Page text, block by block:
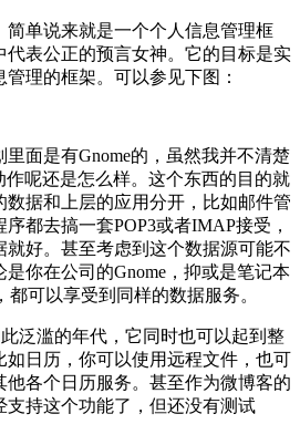
简单说来就是一个个人信息管理框
代表公正的预言女神。它的目标是实
理的框架。可以参见下图：
面是有Gnome的，虽然我并不清楚
作呢还是怎么样。这个东西的目的就
数据和上层的应用分开，比如邮件管
都去搞一套POP3或者IMAP接受，
就好。甚至考虑到这个数据源可能不
你在公司的Gnome，抑或是笔记本
都可以享受到同样的数据服务。
此泛滥的年代，它同时也可以起到整
如日历，你可以使用远程文件，也可
他各个日历服务。甚至作为微博客的
支持这个功能了，但还没有测试